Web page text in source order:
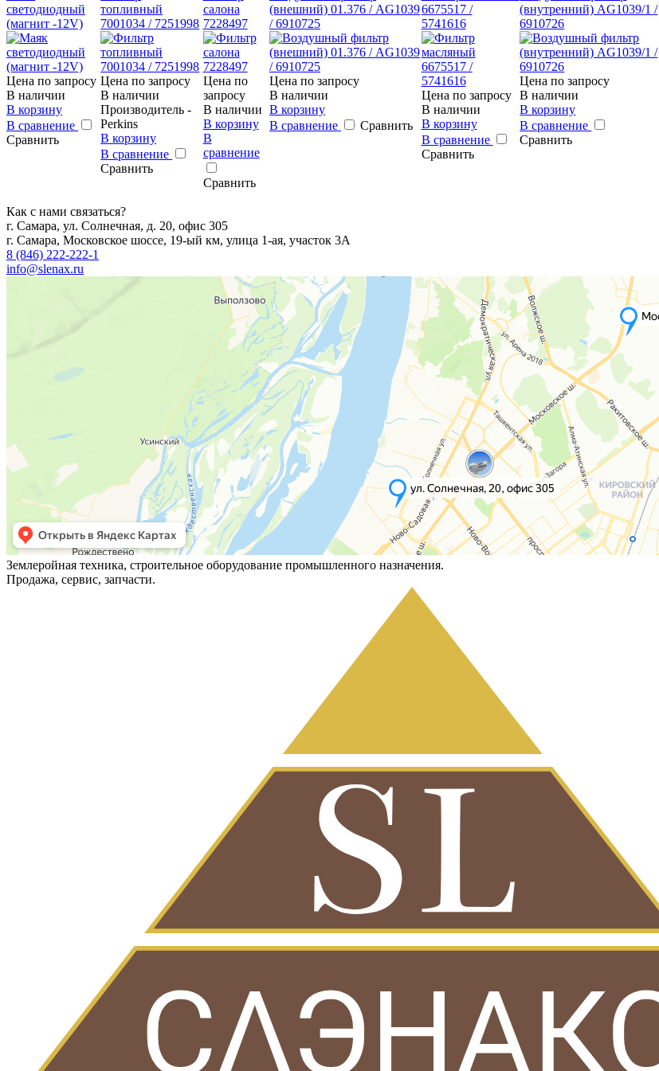
светодиодный
(магнит -12V)
Цена по запросу
В наличии
В корзину
В сравнение
Сравнить
топливный
7001034 / 7251998
Цена по запросу
В наличии
Производитель -
Perkins
В корзину
В сравнение
Сравнить
салона
7228497
Цена по
запросу
В наличии
В корзину
В
сравнение
Сравнить
(внешний) 01.376 / AG1039
/ 6910725
Цена по запросу
В наличии
В корзину
В сравнение
Сравнить
6675517 /
5741616
Цена по запросу
В наличии
В корзину
В сравнение
Сравнить
(внутренний) AG1039/1 /
6910726
Цена по запросу
В наличии
В корзину
В сравнение
Сравнить
Как с нами связаться?
г. Самара, ул. Солнечная, д. 20, офис 305
г. Самара, Московское шоссе, 19-ый км, улица 1-ая, участок 3А
8 (846) 222-222-1
info@slenax.ru
Землеройная техника, строительное оборудование промышленного назначения.
Продажа, сервис, запчасти.